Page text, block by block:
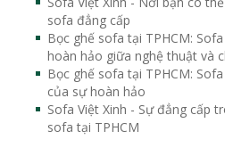
sofa đẳng cấp
Bọc ghế sofa tại TPHCM:
hoàn hảo giữa nghệ thuật và
Bọc ghế sofa tại TPHCM:
của sự hoàn hảo
Sofa Việt Xinh - Sự đẳng cấp
sofa tại TPHCM